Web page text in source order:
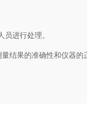
进行处理。
果的准确性和仪器的